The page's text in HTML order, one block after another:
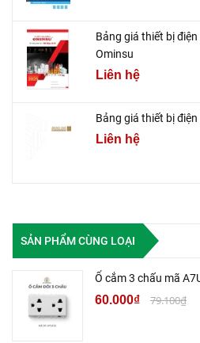
Bảng giá thiết bị
Ominsu
Liên hệ
Bảng giá thiết bị điện
Liên hệ
SẢN PHẨM CÙNG LOẠI
Ổ cắm 3 chấu mã
60.000₫ 79.100₫